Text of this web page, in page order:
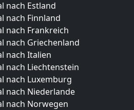
nach Estland
nach Finnland
nach Frankreich
nach Griechenland
nach Italien
nach Liechtenstein
nach Luxemburg
nach Niederlande
nach Norwegen